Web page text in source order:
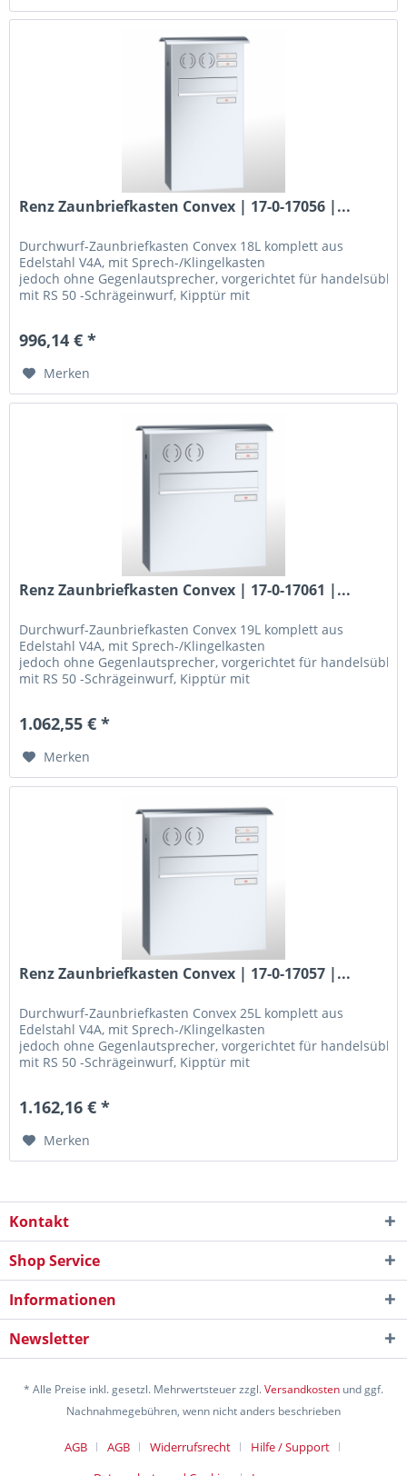
Renz Zaunbriefkasten Convex | 17-0-17056 |...
Durchwurf-Zaunbriefkasten Convex 18L komplett aus
Edelstahl V4A, mit Sprech-/Klingelkasten
jedoch ohne Gegenlautsprecher, vorgerichtet für
mit RS 50 -Schrägeinwurf, Kipptür mit
996,14 € *
Merken
Renz Zaunbriefkasten Convex | 17-0-17061 |...
Durchwurf-Zaunbriefkasten Convex 19L komplett aus
Edelstahl V4A, mit Sprech-/Klingelkasten
jedoch ohne Gegenlautsprecher, vorgerichtet für
mit RS 50 -Schrägeinwurf, Kipptür mit
1.062,55 € *
Merken
Renz Zaunbriefkasten Convex | 17-0-17057 |...
Durchwurf-Zaunbriefkasten Convex 25L komplett aus
Edelstahl V4A, mit Sprech-/Klingelkasten
jedoch ohne Gegenlautsprecher, vorgerichtet für
mit RS 50 -Schrägeinwurf, Kipptür mit
1.162,16 € *
Merken
Kontakt
Shop Service
Informationen
Newsletter
* Alle Preise inkl. gesetzl. Mehrwertsteuer zzgl.Versandkosten und ggf.
Nachnahmegebühren, wenn nicht anders beschrieben
AGB AGB Widerrufsrecht
Hilfe / Support